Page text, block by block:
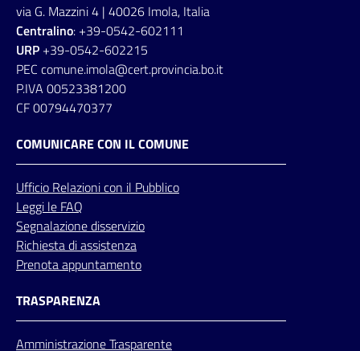
via G. Mazzini 4 | 40026 Imola, Italia
Centralino: +39-0542-602111
URP +39-0542-602215
PEC comune.imola@cert.provincia.bo.it
P.IVA 00523381200
CF 00794470377
COMUNICARE CON IL COMUNE
Ufficio Relazionicon il Pubblico
Leggi le FAQ
Segnalazione disservizio
Richiesta di assistenza
Prenota appuntamento
TRASPARENZA
Amministrazione Trasparente